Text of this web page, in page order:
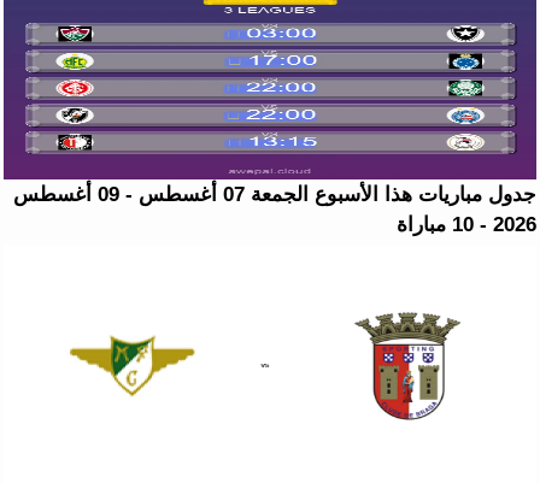
جدول مباريات هذا الأسبوع الجمعة 07 أغسطس - 09 أغسطس
2026 - 10 مباراة